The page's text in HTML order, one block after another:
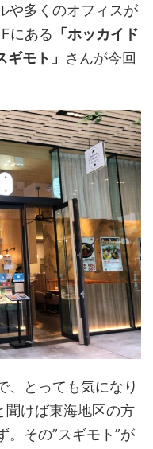
や多くのオフィスが
にある 「ホッカイド
モト」 さんが今回
、とっても気になり
聞けば東海地区の方
。その”スギモト”が